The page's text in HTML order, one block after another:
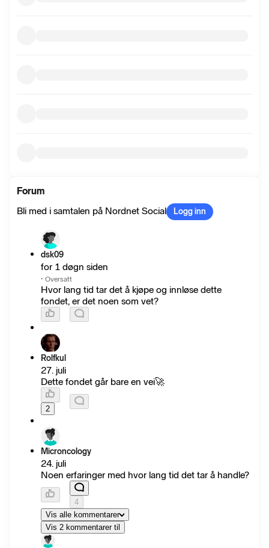
Forum
Bli med i samtalen på Nordnet Social
Logg inn
dsk09
for 1 døgn siden
· Oversatt
Hvor lang tid tar det å kjøpe og innløse dette
fondet, er det noen som vet?
Rolfkul
27. juli
Dette fondet går bare en vei🚀
2
Microncology
24. juli
Noen erfaringer med hvor lang tid det tar å handle?
4
Vis alle kommentarer
Vis 2 kommentarer til